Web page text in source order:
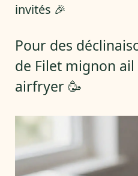
invités 🎉
Pour des
de Filet mignon
airfryer 🥳